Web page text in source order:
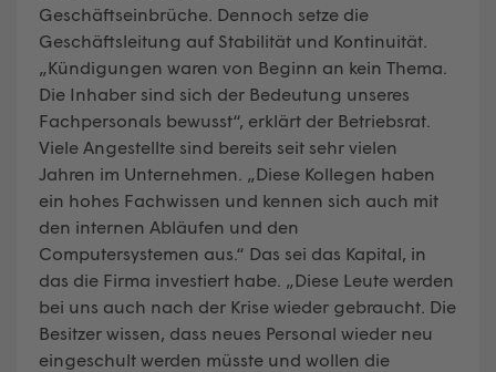
Geschäftseinbrüche. Dennoch setze die
Geschäftsleitung auf Stabilität und Kontinuität.
„Kündigungen waren von Beginn an kein Thema.
Die Inhaber sind sich der Bedeutung unseres
Fachpersonals bewusst“, erklärt der Betriebsrat.
Viele Angestellte sind bereits seit sehr vielen
Jahren im Unternehmen. „Diese Kollegen haben
ein hohes Fachwissen und kennen sich auch mit
den internen Abläufen und den
Computersystemen aus.“ Das sei das Kapital, in
das die Firma investiert habe. „Diese Leute werden
bei uns auch nach der Krise wieder gebraucht. Die
Besitzer wissen, dass neues Personal wieder neu
eingeschult werden müsste und wollen die